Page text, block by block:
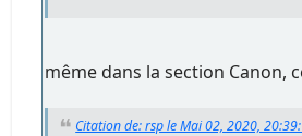
même dans la section Canon,
Citation de: rsp le Mai 02, 2020,